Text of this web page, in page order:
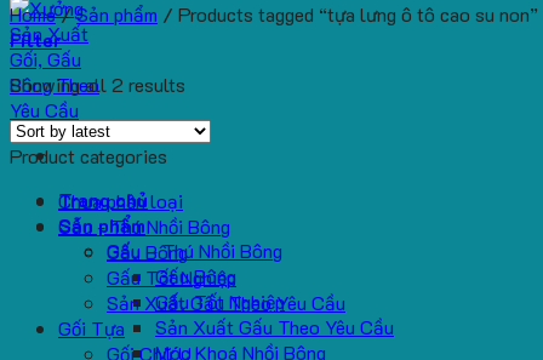
Trang chủ
Sản phẩm
Gấu – Thú Nhồi Bông
Gấu Bông
Gấu Tốt Nghiệp
Sản Xuất Gấu Theo Yêu Cầu
Móc Khoá Nhồi Bông
Home/Sản phẩm / Products tagged “tựa lưng ô tô cao su non”
Filter
Showing all 2 results
Product categories
Chưa phân loại
Gấu - Thú Nhồi Bông
Gấu Bông
Gấu Tốt Nghiệp
Sản Xuất Gấu Theo Yêu Cầu
Gối Tựa
Gối Chữ U